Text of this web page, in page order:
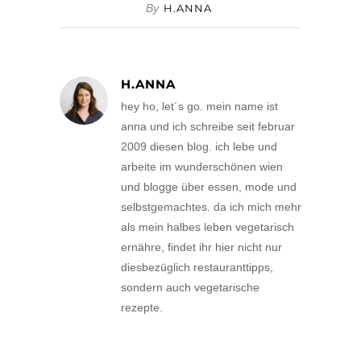
By H.ANNA
H.ANNA
hey ho, let´s go. mein name ist
anna und ich schreibe seit februar
2009 diesen blog. ich lebe und
arbeite im wunderschönen wien
und blogge über essen, mode und
selbstgemachtes. da ich mich mehr
als mein halbes leben vegetarisch
ernähre, findet ihr hier nicht nur
diesbezüglich restauranttipps,
sondern auch vegetarische
rezepte.